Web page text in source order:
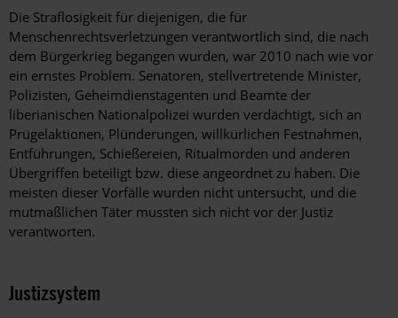
Die Straflosigkeit für diejenigen, die für
Menschenrechtsverletzungen verantwortlich sind, die nach
dem Bürgerkrieg begangen wurden, war 2010 nach wie vor
ein ernstes Problem. Senatoren, stellvertretende Minister,
Polizisten, Geheimdienstagenten und Beamte der
liberianischen Nationalpolizei wurden verdächtigt, sich an
Prügelaktionen, Plünderungen, willkürlichen Festnahmen,
Entführungen, Schießereien, Ritualmorden und anderen
Übergriffen beteiligt bzw. diese angeordnet zu haben. Die
meisten dieser Vorfälle wurden nicht untersucht, und die
mutmaßlichen Täter mussten sich nicht vor der Justiz
verantworten.
Justizsystem